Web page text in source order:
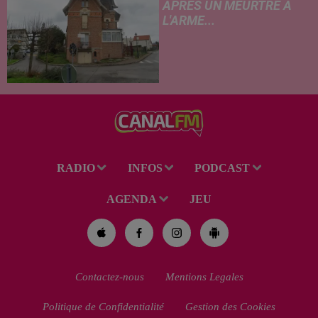
APRÈS UN MEURTRE À
L'ARME...
de 38 ans a été mis en examen
pour homicide...
RADIO INFOS PODCAST
AGENDA JEU
Contactez-nous Mentions Legales
Politique de Confidentialité Gestion des Cookies